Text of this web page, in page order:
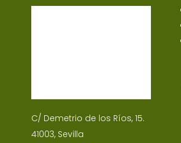
C/ Demetrio de los Ríos, 15.
41003, Sevilla